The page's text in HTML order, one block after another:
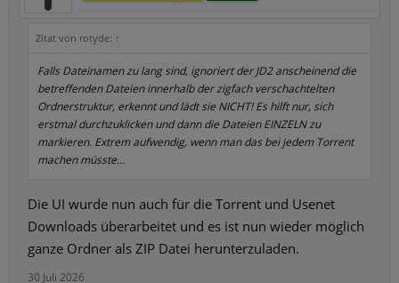
Zitat von rotyde: ↑
Falls Dateinamen zu lang sind, ignoriert der JD2 anscheinend die
betreffenden Dateien innerhalb der zigfach verschachtelten
Ordnerstruktur, erkennt und lädt sie NICHT! Es hilft nur, sich
erstmal durchzuklicken und dann die Dateien EINZELN zu
markieren. Extrem aufwendig, wenn man das bei jedem Torrent
machen müsste...
Die UI wurde nun auch für die Torrent und Usenet
Downloads überarbeitet und es ist nun wieder möglich
ganze Ordner als ZIP Datei herunterzuladen.
30 Juli 2026